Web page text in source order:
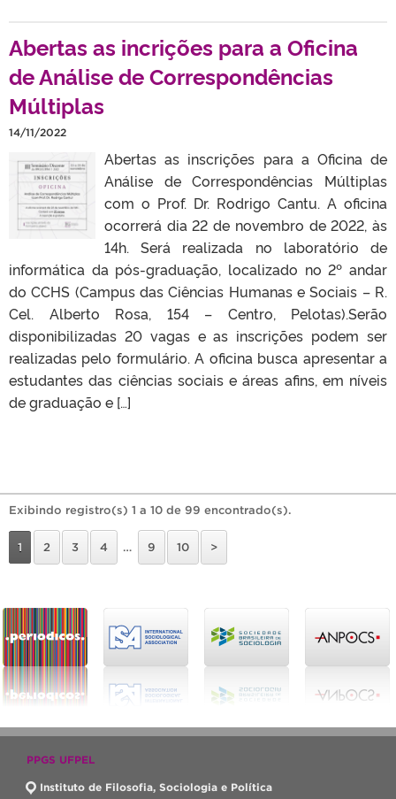
Abertas as incrições para a Oficina
de Análise de Correspondências
Múltiplas
14/11/2022
Abertas as inscrições para a Oficina de
Análise de Correspondências Múltiplas
com o Prof. Dr. Rodrigo Cantu. A oficina
ocorrerá dia 22 de novembro de 2022, às
14h. Será realizada no laboratório de
informática da pós-graduação, localizado no 2º andar
do CCHS (Campus das Ciências Humanas e Sociais – R.
Cel. Alberto Rosa, 154 – Centro, Pelotas).Serão
disponibilizadas 20 vagas e as inscrições podem ser
realizadas pelo formulário. A oficina busca apresentar a
estudantes das ciências sociais e áreas afins, em níveis
de graduação e […]
Exibindo registro(s) 1 a 10 de 99 encontrado(s).
1 2 3 4 … 9 10 >
PPGS UFPEL
Instituto de Filosofia, Sociologia e Política